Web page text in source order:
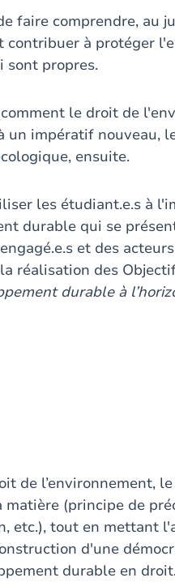
faire comprendre, au
à protéger
sont propres.
le droit de
un impératif nouveau,
ensuite.
les étudiant.e.s à
durable qui se
et des
réalisation des
durable à
de l’environnement,
(principe de
etc.), tout en mettant
d'une
durable en